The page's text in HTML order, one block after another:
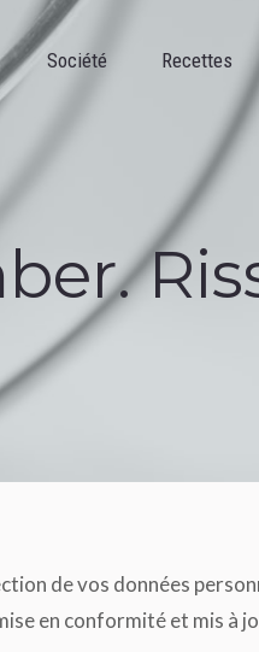
Société Recettes
de vos données
en conformité et mis à